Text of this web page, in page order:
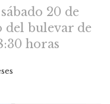
20 de
del bulevar de
horas